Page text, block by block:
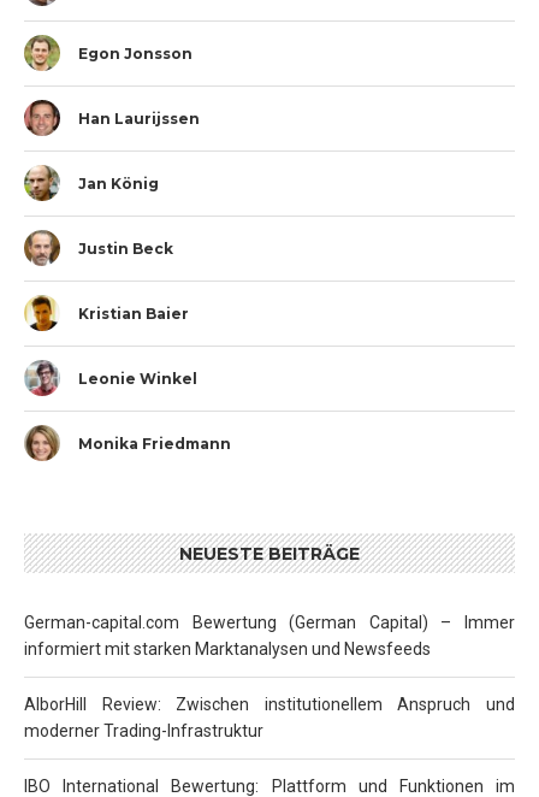
Egon Jonsson
Han Laurijssen
Jan König
Justin Beck
Kristian Baier
Leonie Winkel
Monika Friedmann
NEUESTE BEITRÄGE
German-capital.com Bewertung (German Capital) – Immer
informiert mit starken Marktanalysen und Newsfeeds
AlborHill Review: Zwischen institutionellem Anspruch und
moderner Trading-Infrastruktur
IBO International Bewertung: Plattform und Funktionen im